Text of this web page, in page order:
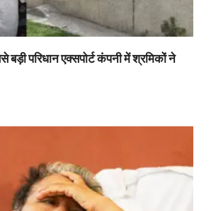
बड़ी परिधान एक्सपोर्ट कंपनी में श्रमिकों ने